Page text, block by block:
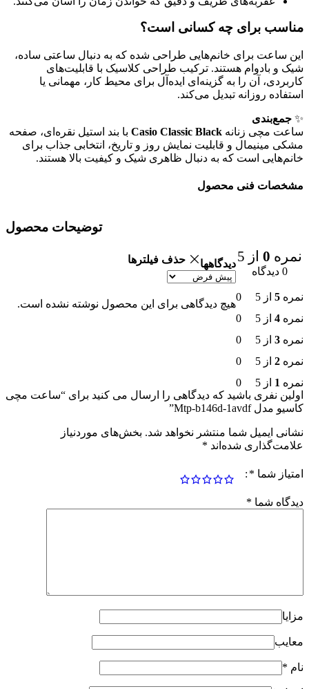
مناسب برای چه کسانی است؟
این ساعت برای خانم‌هایی طراحی شده که به دنبال ساعتی ساده،
شیک و بادوام هستند. ترکیب طراحی کلاسیک با قابلیت‌های
کاربردی، آن را به گزینه‌ای ایده‌آل برای محیط کار، مهمانی یا
استفاده روزانه تبدیل می‌کند.
✨ جمع‌بندی
ساعت مچی زنانه Casio Classic Black با بند استیل نقره‌ای، صفحه
مشکی مینیمال و قابلیت نمایش روز و تاریخ، انتخابی جذاب برای
خانم‌هایی است که به دنبال ظاهری شیک و کیفیت بالا هستند.
مشخصات فنی محصول
توضیحات محصول
نمره 0 از 5
0 دیدگاه
نمره 5 از 5
0
نمره 4 از 5
0
نمره 3 از 5
0
نمره 2 از 5
0
نمره 1 از 5 0
دیدگاهها حذف فیلترها
هیچ دیدگاهی برای این محصول نوشته نشده است.
اولین نفری باشید که دیدگاهی را ارسال می کنید برای “ساعت مچی
کاسیو مدل Mtp-b146d-1avdf”
نشانی ایمیل شما منتشر نخواهد شد. بخش‌های موردنیاز
علامت‌گذاری شده‌اند *
امتیاز شما *
دیدگاه شما *
مزایا
معایب
نام *